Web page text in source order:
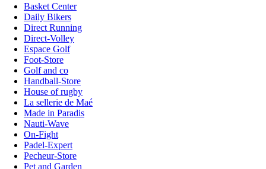
Basket Center
Daily Bikers
Direct Running
Direct-Volley
Espace Golf
Foot-Store
Golf and co
Handball-Store
House of rugby
La sellerie de Maé
Made in Paradis
Nauti-Wave
On-Fight
Padel-Expert
Pecheur-Store
Pet and Garden